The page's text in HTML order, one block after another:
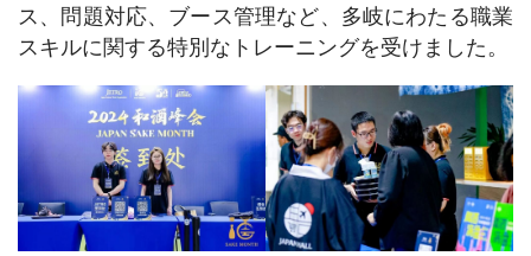
ス、問題対応、ブース管理など、多岐にわたる職業
スキルに関する特別なトレーニングを受けました。